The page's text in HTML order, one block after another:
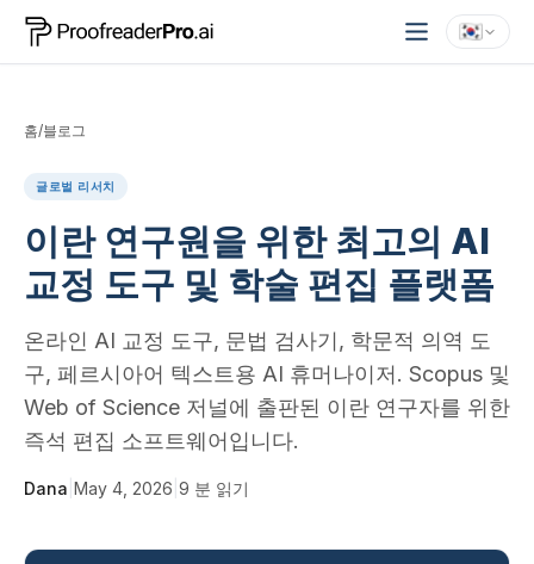
홈/블로그
글로벌 리서치
이란 연구원을 위한 최고의 AI
교정 도구 및 학술 편집 플랫폼
온라인 AI 교정 도구, 문법 검사기, 학문적 의역 도
구, 페르시아어 텍스트용 AI 휴머나이저. Scopus 및
Web of Science 저널에 출판된 이란 연구자를 위한
즉석 편집 소프트웨어입니다.
Dana May 4, 2026 9 분 읽기